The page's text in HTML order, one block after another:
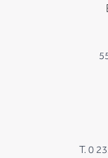
T. 0